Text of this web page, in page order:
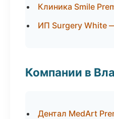
Клиника Smile
ИП Surgery White
Компании в
Дентал MedArt